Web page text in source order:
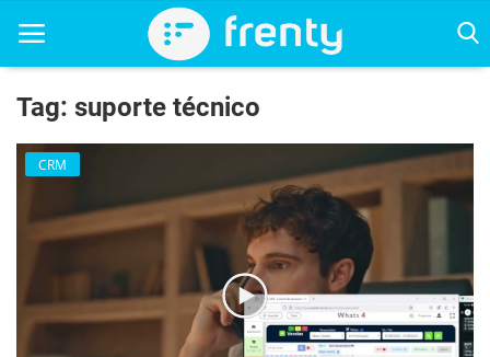
Home
CRM
Tag: suporte técnico
CRM